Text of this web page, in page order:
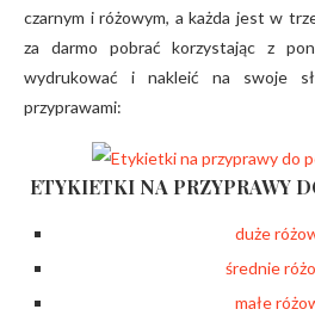
czarnym i różowym, a każda jest w
za darmo pobrać korzystając z
wydrukować i nakleić na swoje
przyprawami:
ETYKIETKI NA PRZYPRAWY
duże
średnie
małe